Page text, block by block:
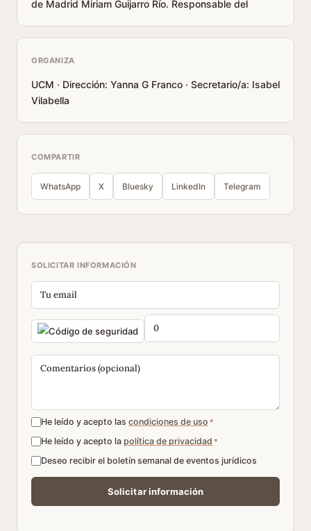
de Madrid Miriam Guijarro Río. Responsable del
ORGANIZA
UCM · Dirección: Yanna G Franco · Secretario/a: Isabel
Vilabella
COMPARTIR
WhatsApp X Bluesky LinkedIn Telegram
SOLICITAR INFORMACIÓN
He leído y acepto las condiciones de uso *
He leído y acepto la política de privacidad *
Deseo recibir el boletín semanal de eventos jurídicos